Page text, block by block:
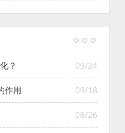
09/24
？
09/18
作用
08/26